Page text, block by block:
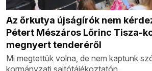
Az őrkutya újságírók nem
Pétert Mészáros Lőrinc Tisza-
megnyert tenderéről
Mi megtettük volna, de nem kaptunk
kormányzati sajtótájékoztatón.